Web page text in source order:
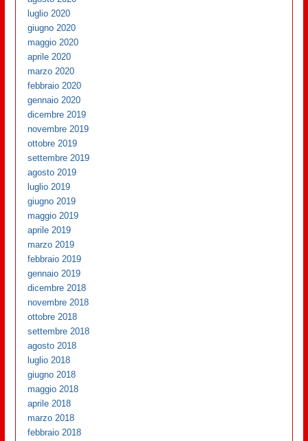
luglio 2020
giugno 2020
maggio 2020
aprile 2020
marzo 2020
febbraio 2020
gennaio 2020
dicembre 2019
novembre 2019
ottobre 2019
settembre 2019
agosto 2019
luglio 2019
giugno 2019
maggio 2019
aprile 2019
marzo 2019
febbraio 2019
gennaio 2019
dicembre 2018
novembre 2018
ottobre 2018
settembre 2018
agosto 2018
luglio 2018
giugno 2018
maggio 2018
aprile 2018
marzo 2018
febbraio 2018